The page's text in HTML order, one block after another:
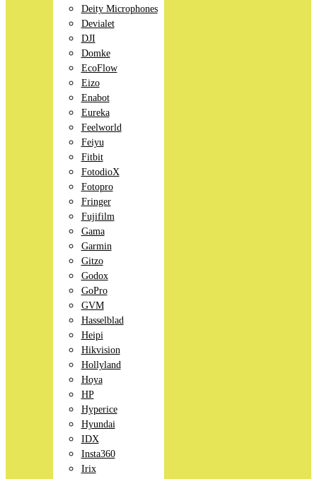
Deity Microphones
Devialet
DJI
Domke
EcoFlow
Eizo
Enabot
Eureka
Feelworld
Feiyu
Fitbit
FotodioX
Fotopro
Fringer
Fujifilm
Gama
Garmin
Gitzo
Godox
GoPro
GVM
Hasselblad
Heipi
Hikvision
Hollyland
Hoya
HP
Hyperice
Hyundai
IDX
Insta360
Irix